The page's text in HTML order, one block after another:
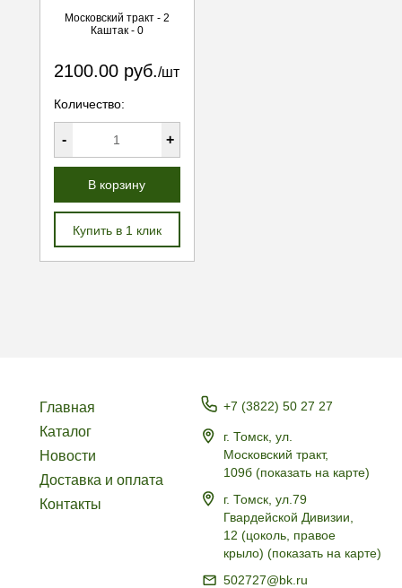
Московский тракт - 2
Каштак - 0
2100.00 руб./шт
Количество:
- +
В корзину
Купить в 1 клик
Главная
Каталог
Новости
Доставка и оплата
Контакты
+7 (3822) 50 27 27
г. Томск, ул.
Московский тракт,
109б (показать на карте)
г. Томск, ул.79
Гвардейской Дивизии,
12 (цоколь, правое
крыло) (показать на карте)
502727@bk.ru